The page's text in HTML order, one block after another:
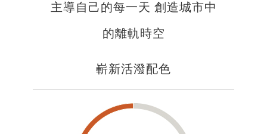
主導自己的每一天 創造城市中
的離軌時空
嶄新活潑配色